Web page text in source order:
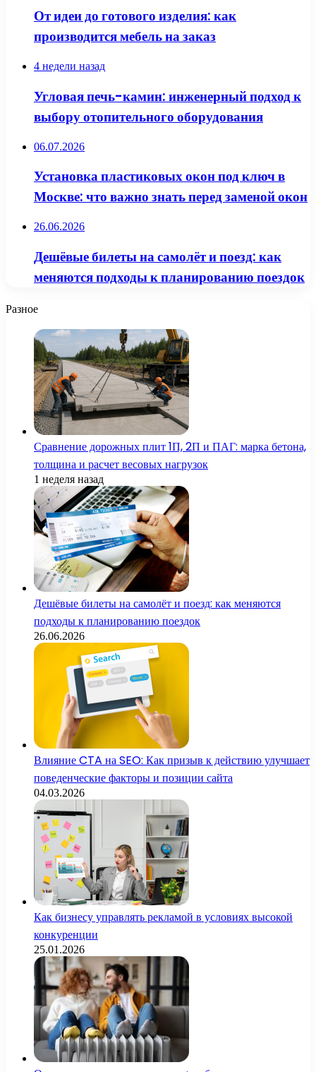
От идеи до готового изделия: как
производится мебель на заказ
4 недели назад
Угловая печь-камин: инженерный подход к
выбору отопительного оборудования
06.07.2026
Установка пластиковых окон под ключ в
Москве: что важно знать перед заменой окон
26.06.2026
Дешёвые билеты на самолёт и поезд: как
меняются подходы к планированию поездок
Разное
Сравнение дорожных плит 1П, 2П и ПАГ: марка бетона,
толщина и расчет весовых нагрузок
1 неделя назад
Дешёвые билеты на самолёт и поезд: как меняются
подходы к планированию поездок
26.06.2026
Влияние CTA на SEO: Как призыв к действию улучшает
поведенческие факторы и позиции сайта
04.03.2026
Как бизнесу управлять рекламой в условиях высокой
конкуренции
25.01.2026